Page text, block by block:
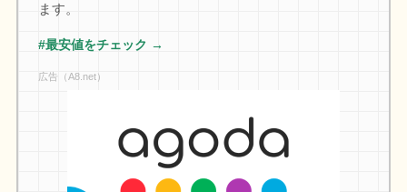
ます。
#最安値をチェック →
広告（A8.net）